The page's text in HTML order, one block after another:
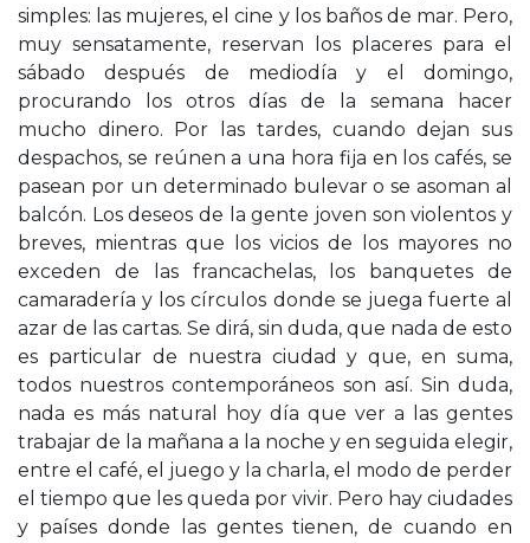
simples: las mujeres, el cine y los baños de mar. Pero,
muy sensatamente, reservan los placeres para el
sábado después de mediodía y el domingo,
procurando los otros días de la semana hacer
mucho dinero. Por las tardes, cuando dejan sus
despachos, se reúnen a una hora fija en los cafés, se
pasean por un determinado bulevar o se asoman al
balcón. Los deseos de la gente joven son violentos y
breves, mientras que los vicios de los mayores no
exceden de las francachelas, los banquetes de
camaradería y los círculos donde se juega fuerte al
azar de las cartas. Se dirá, sin duda, que nada de esto
es particular de nuestra ciudad y que, en suma,
todos nuestros contemporáneos son así. Sin duda,
nada es más natural hoy día que ver a las gentes
trabajar de la mañana a la noche y en seguida elegir,
entre el café, el juego y la charla, el modo de perder
el tiempo que les queda por vivir. Pero hay ciudades
y países donde las gentes tienen, de cuando en